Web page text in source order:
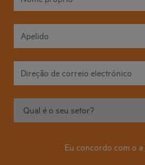
Eu concordo com o a